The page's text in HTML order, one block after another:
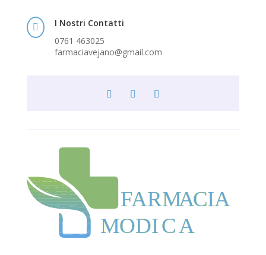

I Nostri Contatti
0761 463025
farmaciavejano@gmail.com
FARMACIA
MODICA